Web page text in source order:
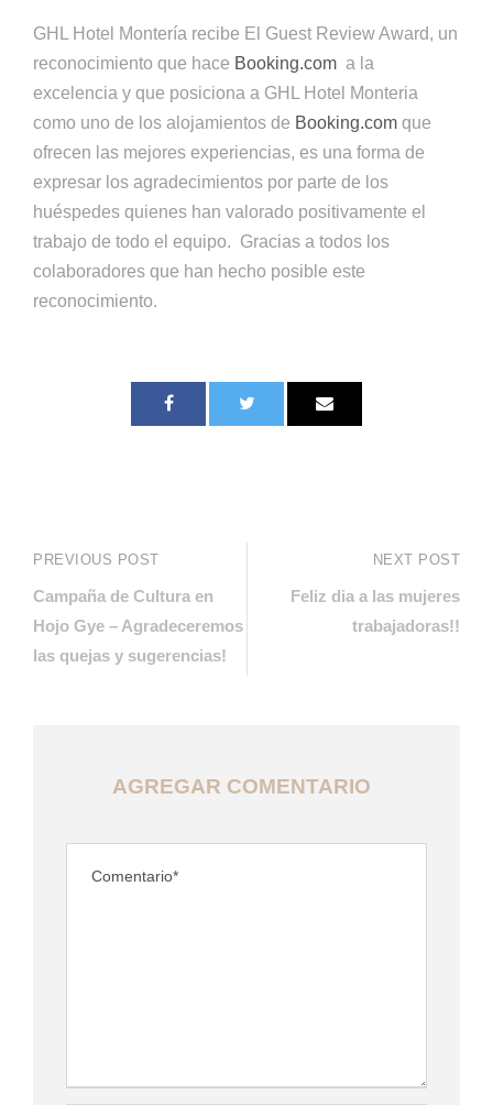
GHL Hotel Montería recibe El Guest Review Award, un
reconocimiento que hace Booking.com a la
excelencia y que posiciona a GHL Hotel Monteria
como uno de los alojamientos de Booking.com que
ofrecen las mejores experiencias, es una forma de
expresar los agradecimientos por parte de los
huéspedes quienes han valorado positivamente el
trabajo de todo el equipo. Gracias a todos los
colaboradores que han hecho posible este
reconocimiento.
PREVIOUS POST
Campaña de Cultura en
Hojo Gye – Agradeceremos
las quejas y sugerencias!
NEXT POST
Feliz dia a las mujeres
trabajadoras!!
AGREGAR COMENTARIO